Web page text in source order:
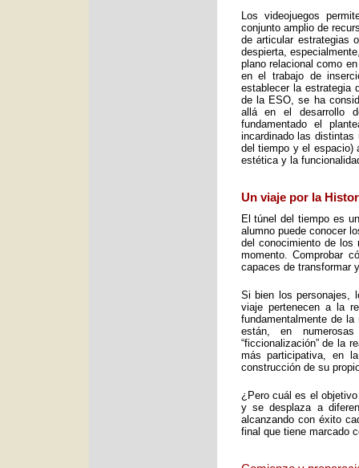
Los videojuegos
conjunto amplio de
de articular estrategias
despierta,
plano relacional como
en el trabajo de
establecer la estrategia
de la ESO, se ha
allá en el desarrollo
fundamentado el
incardinado las
del tiempo y el espacio)
estética y la
Un viaje por la
El túnel del tiempo es
alumno puede conocer
del conocimiento de
momento. Comprobar
capaces de transformar
Si bien los personajes,
viaje pertenecen a la
fundamentalmente de
están, en
“ficcionalización” de la
más participativa, en
construcción de su
¿Pero cuál es el
y se desplaza a
alcanzando con éxito
final que tiene marcado